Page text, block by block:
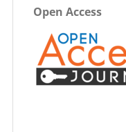
Open Access